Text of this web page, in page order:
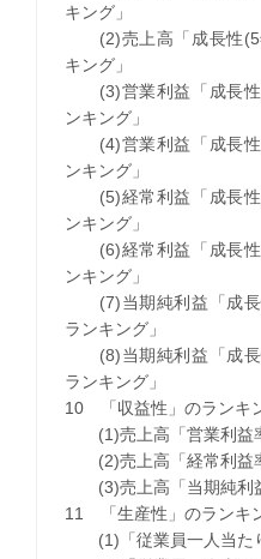
キング」
(2)売上高「成長性(5
キング」
(3)営業利益「成長性
ンキング」
(4)営業利益「成長性
ンキング」
(5)経常利益「成長性
ンキング」
(6)経常利益「成長性
ンキング」
(7)当期純利益「成長
ランキング」
(8)当期純利益「成長
ランキング」
10 「収益性」のランキ
(1)売上高「営業利益率
(2)売上高「経常利益率
(3)売上高「当期純利益
11 「生産性」のランキ
(1)「従業員一人当た